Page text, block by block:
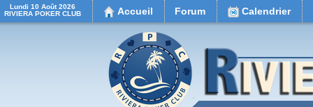
Lundi 10 Août 2026
RIVIERA POKER CLUB
Accueil Forum Calendrier